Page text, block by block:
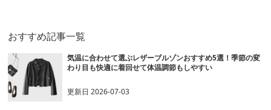
おすすめ記事一覧
気温に合わせて選ぶレザーブルゾンおすすめ5選！季節の変
わり目も快適に着回せて体温調節もしやすい
更新日2026-07-03